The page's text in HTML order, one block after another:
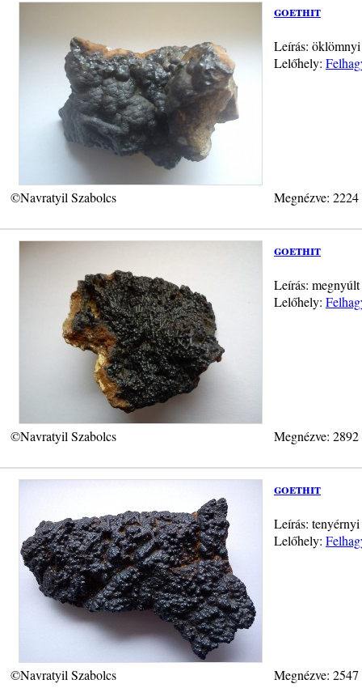
goethit
Leírás: öklömnyi
Lelőhely:
©Navratyil Szabolcs Megnézve:
goethit
Leírás:
Lelőhely:
©Navratyil Szabolcs Megnézve:
goethit
Leírás:
Lelőhely:
©Navratyil Szabolcs Megnézve: